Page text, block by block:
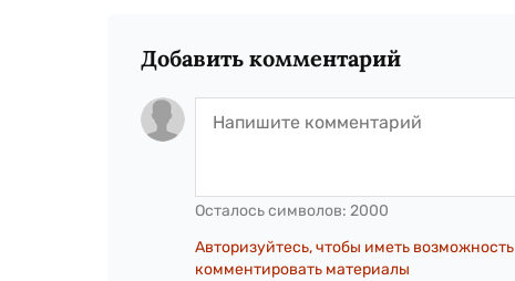
Добавить комментарий
Осталось символов: 2000
Авторизуйтесь, чтобы иметь возможность
комментировать материалы